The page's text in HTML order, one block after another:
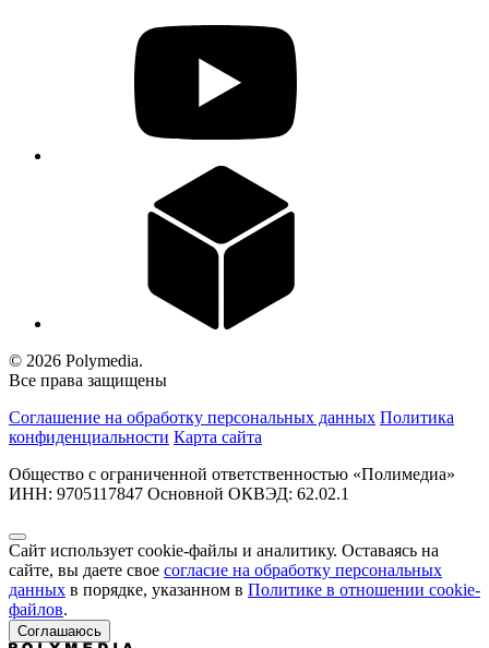
© 2026 Polymedia.
Все права защищены
Соглашение на обработку персональных данных Политика
конфиденциальности Карта сайта
Общество с ограниченной ответственностью «Полимедиа»
ИНН: 9705117847 Основной ОКВЭД: 62.02.1
Сайт использует cookie-файлы и аналитику. Оставаясь на
сайте, вы даете свое согласие на обработку персональных
данных в порядке, указанном в Политике в отношении cookie-
файлов.
Соглашаюсь